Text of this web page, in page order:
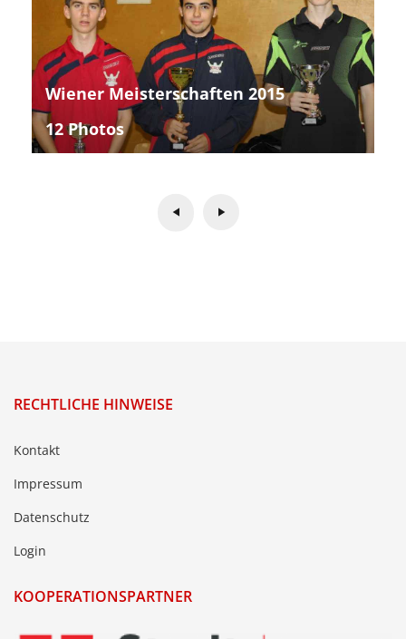
Wiener Meisterschaften 2015
12 Photos
RECHTLICHE HINWEISE
Kontakt
Impressum
Datenschutz
Login
KOOPERATIONSPARTNER